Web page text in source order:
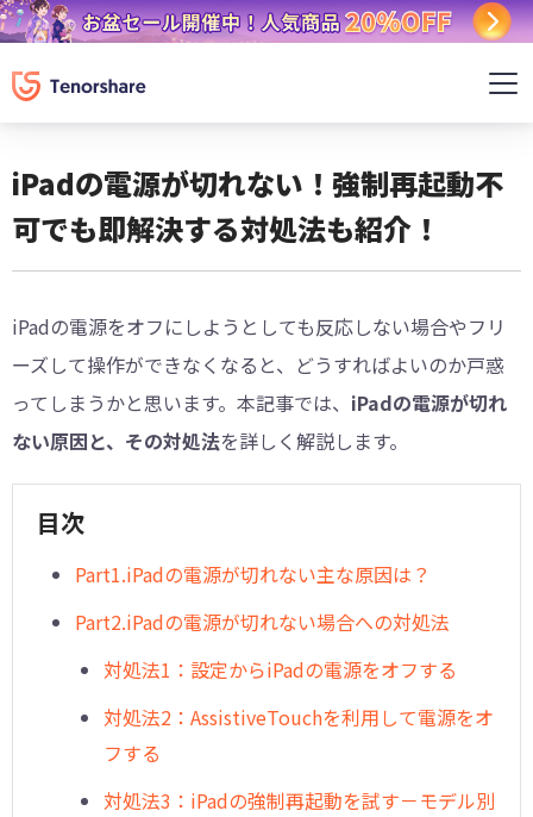
iPadの電源が切れない！強制再起動不
可でも即解決する対処法も紹介！
iPadの電源をオフにしようとしても反応しない場合やフリ
ーズして操作ができなくなると、どうすればよいのか戸惑
ってしまうかと思います。本記事では、 iPadの電源が切れ
ない原因と、その対処法を詳しく解説します。
目次
Part1.iPadの電源が切れない主な原因は？
Part2.iPadの電源が切れない場合への対処法
対処法1：設定からiPadの電源をオフする
対処法2：AssistiveTouchを利用して電源をオ
フする
対処法3：iPadの強制再起動を試す－モデル別